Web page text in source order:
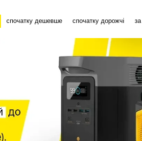
спочатку дешевше спочатку дорожчі